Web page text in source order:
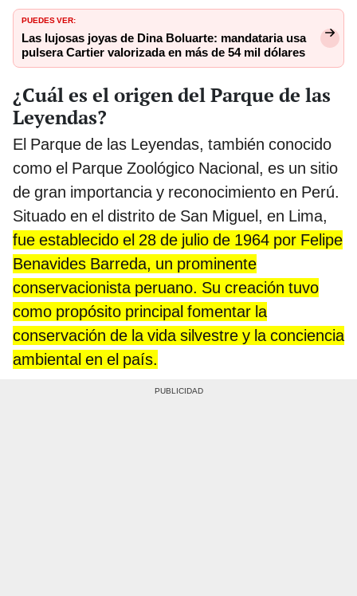
PUEDES VER:
Las lujosas joyas de Dina Boluarte: mandataria usa
pulsera Cartier valorizada en más de 54 mil dólares
¿Cuál es el origen del Parque de las
Leyendas?
El Parque de las Leyendas, también conocido
como el Parque Zoológico Nacional, es un sitio
de gran importancia y reconocimiento en Perú.
Situado en el distrito de San Miguel, en Lima,
fue establecido el 28 de julio de 1964 por Felipe
Benavides Barreda, un prominente
conservacionista peruano. Su creación tuvo
como propósito principal fomentar la
conservación de la vida silvestre y la conciencia
ambiental en el país.